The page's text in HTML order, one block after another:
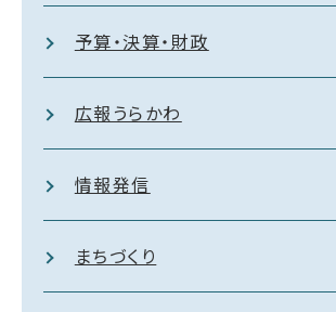
予算・決算・財政
広報うらかわ
情報発信
まちづくり